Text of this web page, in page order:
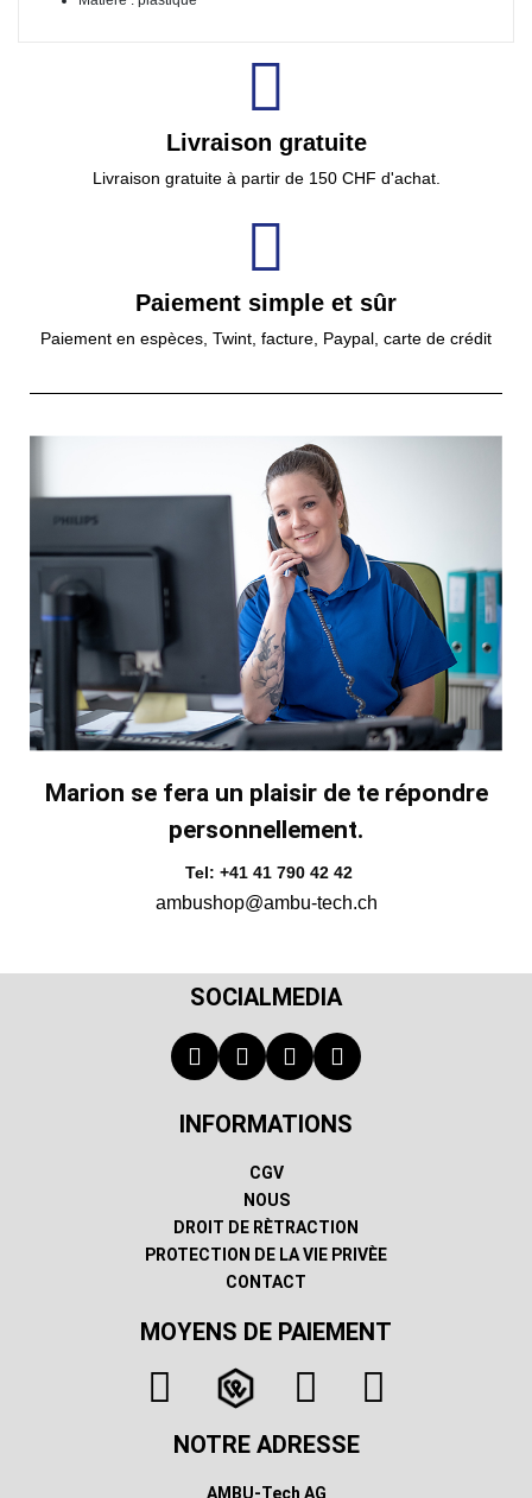
Livraison gratuite
Livraison gratuite à partir de 150 CHF d'achat.
Paiement simple et sûr
Paiement en espèces, Twint, facture, Paypal, carte de crédit
Marion se fera un plaisir de te répondre
personnellement.
Tel: +41 41 790 42 42
ambushop@ambu-tech.ch
SOCIALMEDIA
INFORMATIONS
CGV
NOUS
DROIT DE RÈTRACTION
PROTECTION DE LA VIE PRIVÈE
CONTACT
MOYENS DE PAIEMENT
NOTRE ADRESSE
AMBU-Tech AG